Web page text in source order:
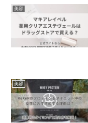
美容
美容